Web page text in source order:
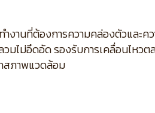
านที่ต้องการความคล่องตัวและคว
วมไม่อึดอัด รองรับการเคลื่อนไห
สภาพแวดล้อม